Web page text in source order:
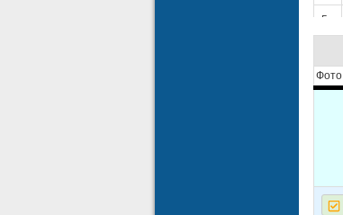
5
7
11
Фото